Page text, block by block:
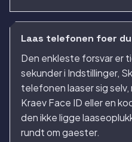
Laas telefonen foer
Den enkleste forsvar er
sekunder i Indstillinger,
telefonen laaser sig
Kraev Face ID eller en
den ikke ligge
rundt om gaester.